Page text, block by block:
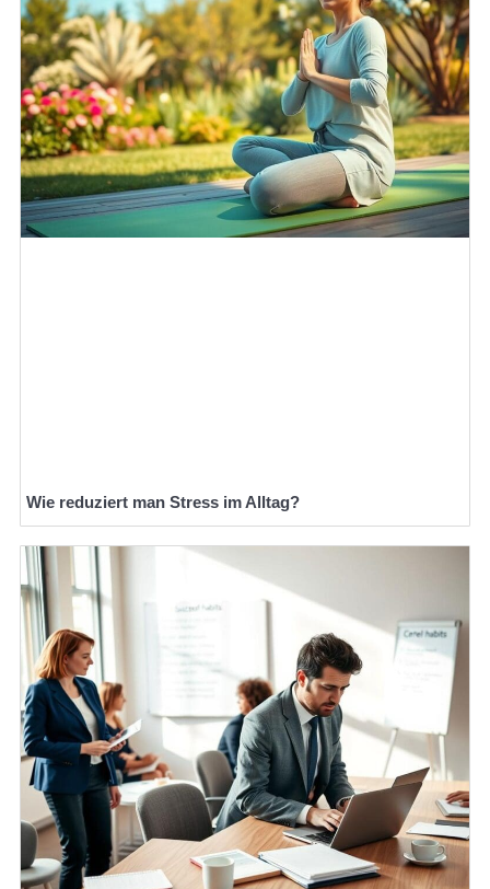
Wie reduziert man Stress im Alltag?